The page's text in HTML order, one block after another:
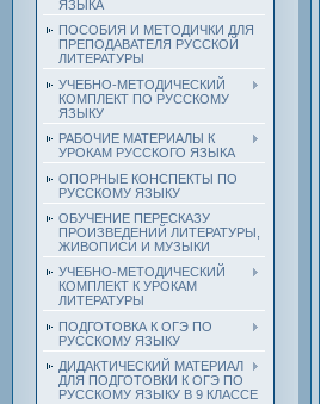
ЯЗЫКА
ПОСОБИЯ И МЕТОДИЧКИ ДЛЯ
ПРЕПОДАВАТЕЛЯ РУССКОЙ
ЛИТЕРАТУРЫ
УЧЕБНО-МЕТОДИЧЕСКИЙ
КОМПЛЕКТ ПО РУССКОМУ
ЯЗЫКУ
РАБОЧИЕ МАТЕРИАЛЫ К
УРОКАМ РУССКОГО ЯЗЫКА
ОПОРНЫЕ КОНСПЕКТЫ ПО
РУССКОМУ ЯЗЫКУ
ОБУЧЕНИЕ ПЕРЕСКАЗУ
ПРОИЗВЕДЕНИЙ ЛИТЕРАТУРЫ,
ЖИВОПИСИ И МУЗЫКИ
УЧЕБНО-МЕТОДИЧЕСКИЙ
КОМПЛЕКТ К УРОКАМ
ЛИТЕРАТУРЫ
ПОДГОТОВКА К ОГЭ ПО
РУССКОМУ ЯЗЫКУ
ДИДАКТИЧЕСКИЙ МАТЕРИАЛ
ДЛЯ ПОДГОТОВКИ К ОГЭ ПО
РУССКОМУ ЯЗЫКУ В 9 КЛАССЕ